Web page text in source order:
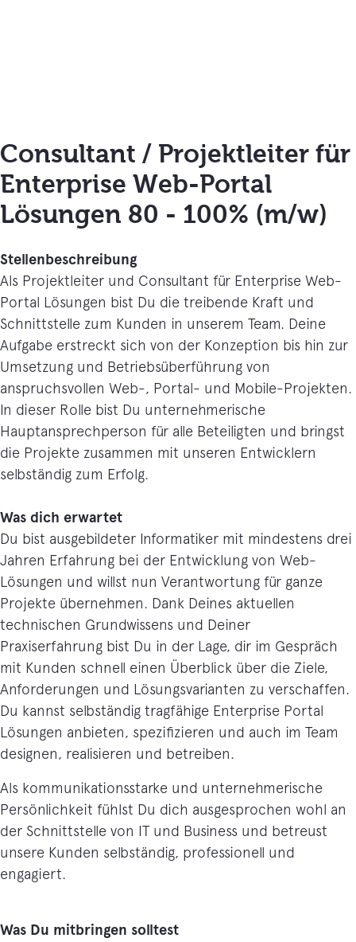
Consultant / Projektleiter für
Enterprise Web-Portal
Lösungen 80 - 100% (m/w)
Stellenbeschreibung
Als Projektleiter und Consultant für Enterprise Web-
Portal Lösungen bist Du die treibende Kraft und
Schnittstelle zum Kunden in unserem Team. Deine
Aufgabe erstreckt sich von der Konzeption bis hin zur
Umsetzung und Betriebsüberführung von
anspruchsvollen Web-, Portal- und Mobile-Projekten.
In dieser Rolle bist Du unternehmerische
Hauptansprechperson für alle Beteiligten und bringst
die Projekte zusammen mit unseren Entwicklern
selbständig zum Erfolg.
Was dich erwartet
Du bist ausgebildeter Informatiker mit mindestens drei
Jahren Erfahrung bei der Entwicklung von Web-
Lösungen und willst nun Verantwortung für ganze
Projekte übernehmen. Dank Deines aktuellen
technischen Grundwissens und Deiner
Praxiserfahrung bist Du in der Lage, dir im Gespräch
mit Kunden schnell einen Überblick über die Ziele,
Anforderungen und Lösungsvarianten zu verschaffen.
Du kannst selbständig tragfähige Enterprise Portal
Lösungen anbieten, spezifizieren und auch im Team
designen, realisieren und betreiben.
Als kommunikationsstarke und unternehmerische
Persönlichkeit fühlst Du dich ausgesprochen wohl an
der Schnittstelle von IT und Business und betreust
unsere Kunden selbständig, professionell und
engagiert.
Was Du mitbringen solltest